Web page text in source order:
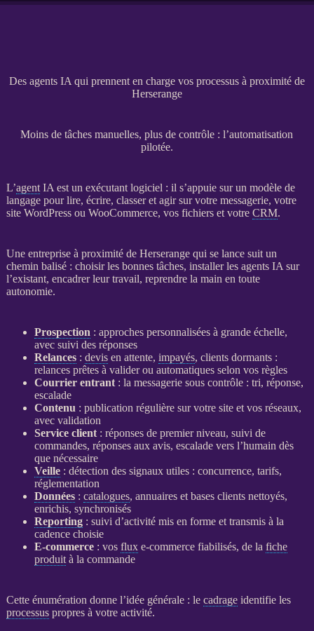
Des agents IA qui prennent en charge vos processus à proximité de
Herserange
Moins de tâches manuelles, plus de contrôle : l’automatisation
pilotée.
L’agent IA est un exécutant logiciel : il s’appuie sur un modèle de
langage pour lire, écrire, classer et agir sur votre messagerie, votre
site WordPressou WooCommerce, vos fichiers et votre CRM.
Une entreprise à proximité de Herserange qui se lance suit un
chemin balisé : choisir les bonnes tâches, installer les agents IA sur
l’existant, encadrer leur travail, reprendre la main en toute
autonomie.
Prospection : approches personnalisées à grande échelle,
avec suivi des réponses
Relances: devisen attente, impayés, clients dormants :
relancesprêtes à valider ou automatiques selon vos règles
Courrier entrant: la messagerie sous contrôle : tri, réponse,
escalade
Contenu : publication régulière sur votre site et vos réseaux,
avec validation
Service client: réponses de premier niveau, suivi de
commandes, réponses aux avis, escalade vers l’humain dès
que nécessaire
Veille: détection des signaux utiles : concurrence, tarifs,
réglementation
Données: catalogues, annuaires et bases clients nettoyés,
enrichis, synchronisés
Reporting: suivi d’activité mis en forme et transmis à la
cadence choisie
E-commerce: vos flux e-commercefiabilisés, de la fiche
produità la commande
Cette énumération donne l’idée générale : le cadrageidentifie les
processuspropres à votre activité.